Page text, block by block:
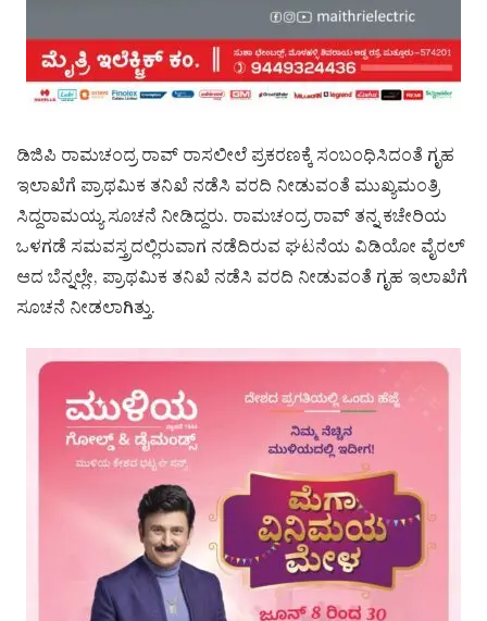
ಡಿಜಿಪಿ ರಾಮಚಂದ್ರ ರಾವ್ ರಾಸಲೀಲೆ ಪ್ರಕರಣಕ್ಕೆ ಸಂಬಂಧಿಸಿದಂತೆ ಗೃಹ
ಇಲಾಖೆಗೆ ಪ್ರಾಥಮಿಕ ತನಿಖೆ ನಡೆಸಿ ವರದಿ ನೀಡುವಂತೆ ಮುಖ್ಯಮಂತ್ರಿ
ಸಿದ್ದರಾಮಯ್ಯ ಸೂಚನೆ ನೀಡಿದ್ದರು. ರಾಮಚಂದ್ರ ರಾವ್ ತನ್ನ ಕಚೇರಿಯ
ಒಳಗಡೆ ಸಮವಸ್ತ್ರದಲ್ಲಿರುವಾಗ ನಡೆದಿರುವ ಘಟನೆಯ ವಿಡಿಯೋ ವೈರಲ್
ಆದ ಬೆನ್ನಲ್ಲೇ, ಪ್ರಾಥಮಿಕ ತನಿಖೆ ನಡೆಸಿ ವರದಿ ನೀಡುವಂತೆ ಗೃಹ ಇಲಾಖೆಗೆ
ಸೂಚನೆ ನೀಡಲಾಗಿತ್ತು.